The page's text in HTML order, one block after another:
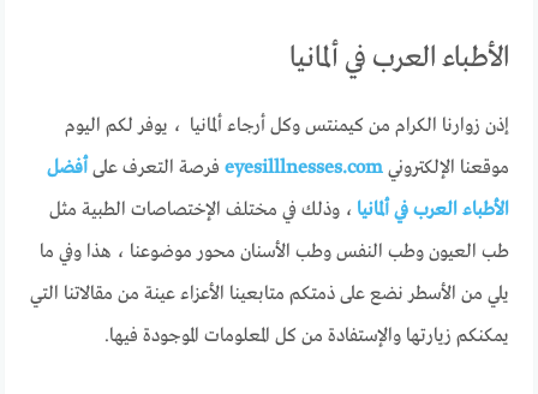
الأطباء العرب في ألمانيا
إذن زوارنا الكرام من كيمنتس وكل أرجاء ألمانيا ، يوفر لكم اليوم
موقعنا الإلكترونيeyesilllnesses.com فرصة التعرف علىأفضل
الأطباء العرب في ألمانيا ، وذلك في مختلف الإختصاصات الطبية مثل
طب العيون وطب النفس وطب الأسنان محور موضوعنا ، هذا وفي ما
يلي من الأسطر نضع على ذمتكم متابعينا الأعزاء عينة من مقالاتنا التي
يمكنكم زيارتها والإستفادة من كل المعلومات الموجودة فيها.